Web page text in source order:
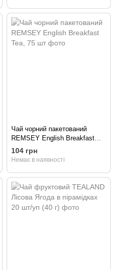
Чай чорний пакетований
REMSEY English Breakfast
Tea, 75 шт
104 грн
Немає в наявності